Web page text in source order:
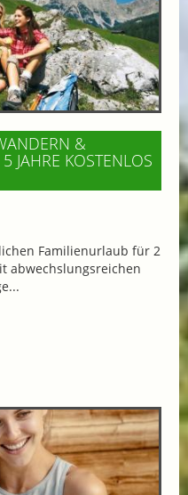
&
JAHRE KOSTENLOS
Familienurlaub für 2
abwechslungsreichen